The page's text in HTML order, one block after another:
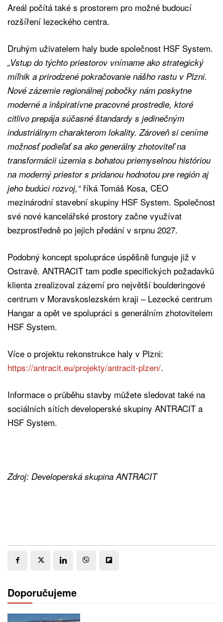
Areál počítá také s prostorem pro možné budoucí
rozšíření lezeckého centra.
Druhým uživatelem haly bude společnost HSF System.
„Vstup do týchto priestorov vnímame ako strategický
míľnik a prirodzené pokračovanie nášho rastu v Plzni.
Nové zázemie regionálnej pobočky nám poskytne
moderné a inšpiratívne pracovné prostredie, ktoré
citlivo prepája súčasné štandardy s jedinečným
industriálnym charakterom lokality. Zároveň si ceníme
možnosť podieľať sa ako generálny zhotoviteľ na
transformácii územia s bohatou priemyselnou históriou
na moderný priestor s pridanou hodnotou pre región aj
jeho budúci rozvoj,“říká Tomáš Kosa, CEO
mezinárodní stavební skupiny HSF System. Společnost
své nové kancelářské prostory začne využívat
bezprostředně po jejich předání v srpnu 2027.
Podobný koncept spolupráce úspěšně funguje již v
Ostravě. ANTRACIT tam podle specifických požadavků
klienta zrealizoval zázemí pro největší boulderingové
centrum v Moravskoslezském kraji – Lezecké centrum
Hangar a opět ve spolupráci s generálním zhotovitelem
HSF System.
Více o projektu rekonstrukce haly v Plzni:
https://antracit.eu/projekty/antracit-plzen/.
Informace o průběhu stavby můžete sledovat také na
sociálních sítích developerské skupiny ANTRACIT a
HSF System.
Zdroj: Developerská skupina ANTRACIT
Doporučujeme